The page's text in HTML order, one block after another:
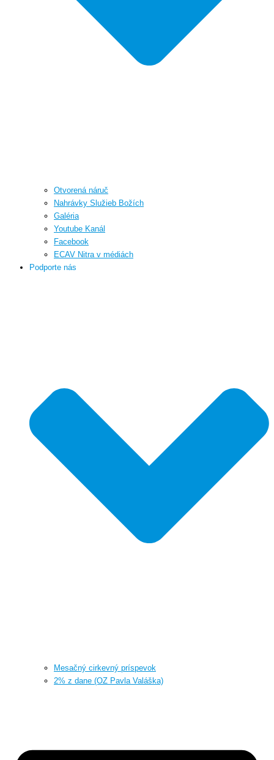
Otvorená náruč
Nahrávky Služieb Božích
Galéria
Youtube Kanál
Facebook
ECAV Nitra v médiách
Podporte nás
Mesačný cirkevný príspevok
2% z dane (OZ Pavla Valáška)